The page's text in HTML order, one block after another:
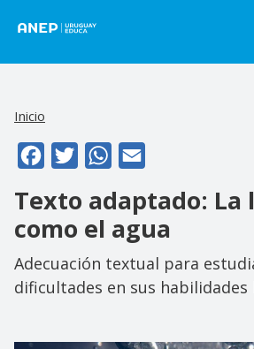
Inicio
FacebookTwitterWhatsApp
Texto adaptado: La
como el agua
Adecuación textual para
dificultades en sus habilidades